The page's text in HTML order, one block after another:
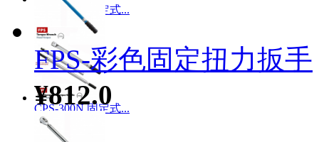
CPS-800N 固定式...
CPS-300N 固定式...
¥0.0
FPS-彩色固定扭力扳手
¥812.0